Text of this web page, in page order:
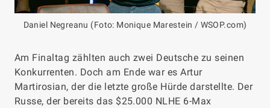
Daniel Negreanu (Foto: Monique Marestein / WSOP.com)
Am Finaltag zählten auch zwei Deutsche zu seinen
Konkurrenten. Doch am Ende war es Artur
Martirosian, der die letzte große Hürde darstellte. Der
Russe, der bereits das $25.000 NLHE 6-Max